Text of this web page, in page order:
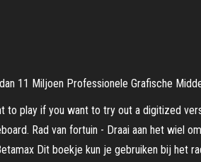
11 Miljoen Professionele Grafische
to play if you want to try out a digitized
Rad van fortuin - Draai aan het wiel
Dit boekje kun je gebruiken bij het